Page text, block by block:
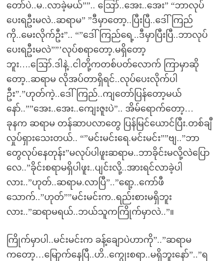
တော်ပဲ..မ..လာခဲ့မယ်””.. ဪ..အေး..အေး” “ဘာလုပ်
ပေးရဦးမလဲ..ဆရာမ” ”ဒီမှာတော့..ပြီးပြီ..ဒေါ်ကြည်
ကို..မေးလိုက်ဦး”.. “”ဒေါ်ကြည်ရေ့..ဒီမှာပြီးပြီ..ဘာလုပ်
ပေးရဦးမလဲ””’လုပ်စရာတော့.မရှိတော့
ဘူး….ဪ.ဒါနဲ့..ငါတို့ကတစ်ပတ်လောက် ကြာမှာဆို
တော့..ဆရာမ လိုအပ်တာရှိရင်..လုပ်ပေးလိုက်ပါ
ဦး”.”ဟုတ်ကဲ့..ဒေါ်ကြည်..ကျတော်ပြန်တော့မယ်
နော်..””အေး..အေး..ကျေးဇူးပဲ”.. အိမ်ရောက်တော့…
ခုနက ဆရာမ တန်ဆာပလာတွေ ပြန်မြင်ယောင်ပြီး.တစ်ချီ
လှုပ်ရှားသေးတယ်.. “”မင်းမင်းရေ.မင်းမင်း””ဗျ..”ဘာ
တွေလုပ်နေတုန်း”မလုပ်ပါဖူးဆရာမ..ဘာခိုင်းမလို့လဲပြော
လေ..”ခိုင်းစရာမရှိပါဖူး..ပျင်းလို့..အားရင်လာခဲ့ပါ
လား..”ဟုတ်..ဆရာမ.လာပြီ”..”ရော့..ကော်ဖီ
သောက်..”ဟုတ်””မင်းမင်းက..ရည်းစားမရှိဘူး
လား..”ဆရာမရယ်..ဘယ်သူကကြိုက်မှာလဲ..”။
ကြိုက်မှာပါ..မင်းမင်းက ခန့်ချောပဲဟာကို”..”ဆရာမ
ကတော့…မြောှက်နေပြီ..ဟိ..ကျွေးစရာ..မရှိဘူးနော်”..”ရ